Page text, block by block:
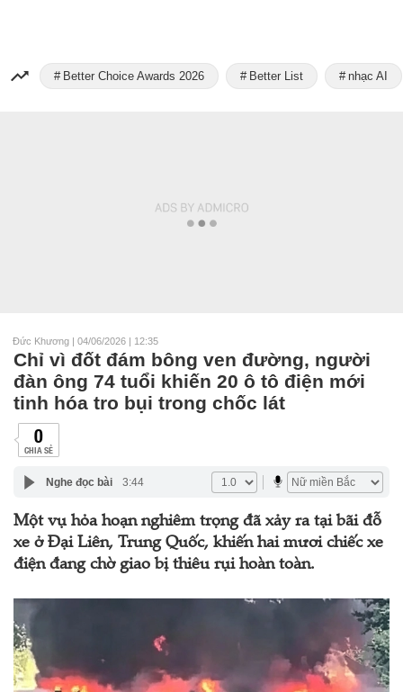
Better Choice Awards 2026 Better List nhạc AI
Đức Khương | 04/06/2026 | 12:35
Chỉ vì đốt đám bông ven đường, người
đàn ông 74 tuổi khiến 20 ô tô điện mới
tinh hóa tro bụi trong chốc lát
0
CHIA SẺ
Nghe đọc bài 3:44
Một vụ hỏa hoạn nghiêm trọng đã xảy ra tại bãi đỗ
xe ở Đại Liên, Trung Quốc, khiến hai mươi chiếc xe
điện đang chờ giao bị thiêu rụi hoàn toàn.